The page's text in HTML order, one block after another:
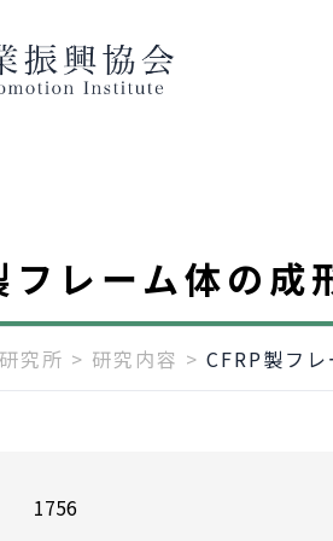
レーム体の成
究所 > 研究内容 > CFRP製フ
1756